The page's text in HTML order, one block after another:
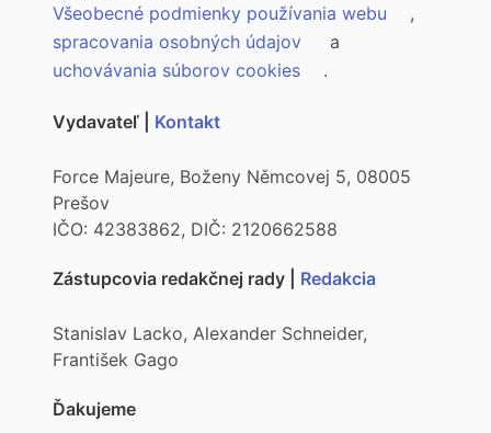
Všeobecné podmienky používania webu
,
spracovania osobných údajov
a
uchovávania súborov cookies
.
Vydavateľ | Kontakt
Force Majeure, Boženy Němcovej 5, 08005
Prešov
IČO: 42383862, DIČ: 2120662588
Zástupcovia redakčnej rady | Redakcia
Stanislav Lacko, Alexander Schneider,
František Gago
Ďakujeme